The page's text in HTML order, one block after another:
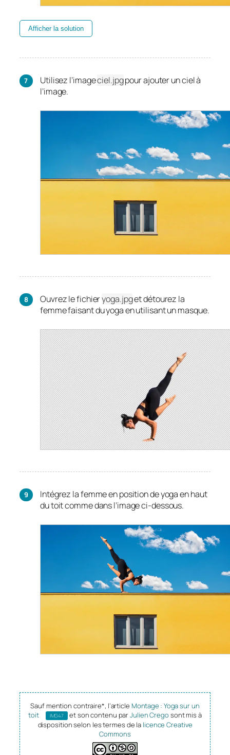
Afficher la solution
Utilisez l’imageciel.jpgpour ajouter un ciel à
l’image.
Ouvrez le fichieryoga.jpget détourez la
femme faisant du yoga en utilisant un masque.
Intégrez la femme en position de yoga en haut
du toit comme dans l’image ci-dessous.
Sauf mention contraire*, l’article Montage : Yoga sur un
toit
IMG47 et son contenu parJulien Crego sont mis à
disposition selon les termes de la licence Creative
Commons